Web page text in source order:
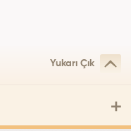
Yukarı Çık